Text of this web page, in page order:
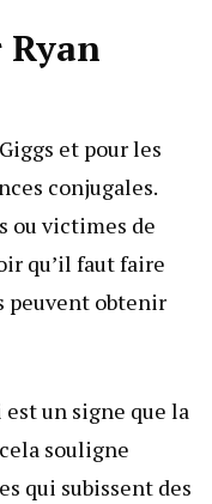
et pour les
conjugales.
ou victimes de
qu’il faut faire
peuvent obtenir
un signe que la
souligne
qui subissent des